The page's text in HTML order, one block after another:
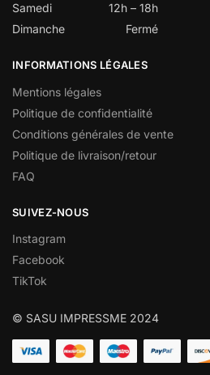
Samedi
12h – 18h
Dimanche
Fermé
INFORMATIONS LÉGALES
Mentions légales
Politique de confidentialité
Conditions générales de vente
Politique de livraison/retour
FAQ
SUIVEZ-NOUS
Instagram
Facebook
TikTok
© SASU IMPRESSME 2024